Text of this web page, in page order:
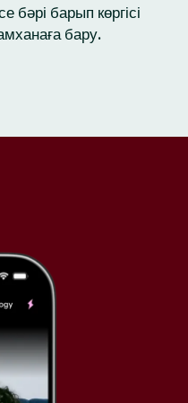
бәрі барып көргісі
бару.